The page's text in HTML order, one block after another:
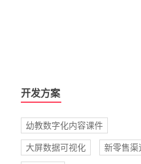
开发方案
幼教数字化内容课件
大屏数据可视化 新零售渠